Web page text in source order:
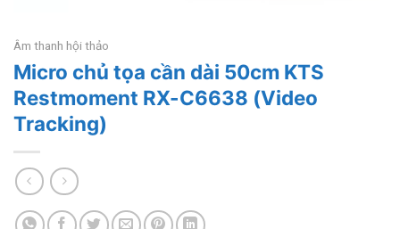
Âm thanh hội thảo
Micro chủ tọa cần dài 50cm KTS
Restmoment RX-C6638 (Video
Tracking)